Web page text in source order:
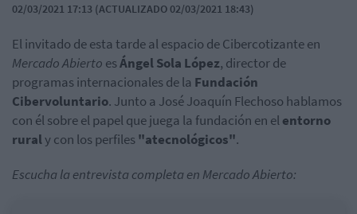
02/03/2021 17:13 (ACTUALIZADO 02/03/2021 18:43)
El invitado de esta tarde al espacio de Cibercotizante en
Mercado Abierto esÁngel Sola López, director de
programas internacionales de la Fundación
Cibervoluntario. Junto a José Joaquín Flechoso hablamos
con él sobre el papel que juega la fundación en elentorno
ruraly con los perfiles"atecnológicos".
Escucha la entrevista completa en Mercado Abierto: